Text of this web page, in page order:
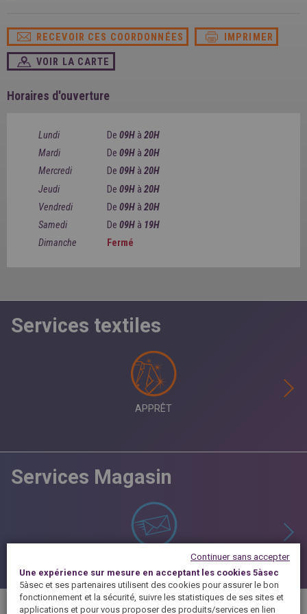
Français
GEORGIA
English
ქართული
Ελληνικά
English
English
SWITZERLAND
Deutsch
RECEVOIR CES COORDONNÉES IMPRIMER
VOIR LA CARTE
Horaires d'ouverture
Lundi De 09H à 20H
Mardi
De 09H à 20H
Mercredi
De 09H à 20H
Jeudi
De 09H à 20H
Vendredi
De 09H à 20H
Samedi
De 09H à 19H
Dimanche
Fermé
Services textiles
APPRÊT
Services Magasin
ALERTE EMAIL / SMS
Une expérience sur mesure en acceptant les cookies 5àsec
5àsec et ses partenaires utilisent des cookies pour assurer le bon
fonctionnement et la sécurité, suivre les statistiques de ses sites et
applications et pour vous proposer des produits/services en lien
Continuer sans accepter